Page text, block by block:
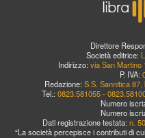
Direttore
Società editrice:
Indirizzo: via San Martino
P. IVA:
Redazione: S.S. Sannitica
Tel.: 0823.581055 -
Numero
Numero
Dati registrazione testata: n.
“La società percepisce i contributi di